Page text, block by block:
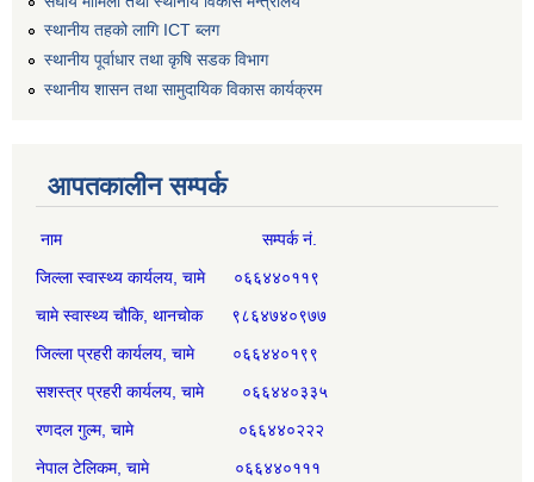
स्थानीय तहको लागि ICT ब्लग
स्थानीय पूर्वाधार तथा कृषि सडक विभाग
स्थानीय शासन तथा सामुदायिक विकास कार्यक्रम
आपतकालीन सम्पर्क
नाम सम्पर्क नं.
जिल्ला स्वास्थ्य कार्यलय, चामे ०६६४४०११९
चामे स्वास्थ्य चौकि, थानचोक ९८६४७४०९७७
जिल्ला प्रहरी कार्यलय, चामे ०६६४४०१९९
सशस्त्र प्रहरी कार्यलय, चामे ०६६४४०३३५
रणदल गुल्म, चामे ०६६४४०२२२
नेपाल टेलिकम, चामे ०६६४४०१११